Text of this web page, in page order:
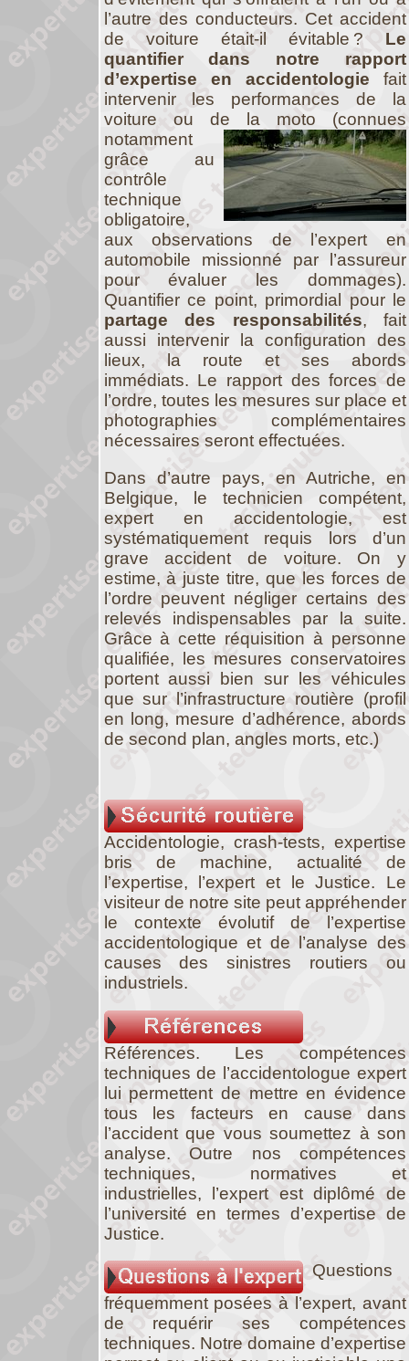
l’autre des conducteurs. Cet accident
de voiture était-il évitable ? Le
quantifier dans notre rapport
d’expertise en accidentologie fait
intervenir les performances de la
voiture ou de la moto (connues
notamment
grâce au
contrôle
technique
obligatoire,
aux observations de l’expert en
automobile missionné par l’assureur
pour évaluer les dommages).
Quantifier ce point, primordial pour le
partage des responsabilités, fait
aussi intervenir la configuration des
lieux, la route et ses abords
immédiats. Le rapport des forces de
l’ordre, toutes les mesures sur place et
photographies complémentaires
nécessaires seront effectuées.
Dans d’autre pays, en Autriche, en
Belgique, le technicien compétent,
expert en accidentologie, est
systématiquement requis lors d’un
grave accident de voiture. On y
estime, à juste titre, que les forces de
l’ordre peuvent négliger certains des
relevés indispensables par la suite.
Grâce à cette réquisition à personne
qualifiée, les mesures conservatoires
portent aussi bien sur les véhicules
que sur l’infrastructure routière (profil
en long, mesure d’adhérence, abords
de second plan, angles morts, etc.)
Accidentologie, crash-tests, expertise
bris de machine, actualité de
l’expertise, l’expert et le Justice. Le
visiteur de notre site peut appréhender
le contexte évolutif de l’expertise
accidentologique et de l’analyse des
causes des sinistres routiers ou
industriels.
Références. Les compétences
techniques de l’accidentologue expert
lui permettent de mettre en évidence
tous les facteurs en cause dans
l’accident que vous soumettez à son
analyse. Outre nos compétences
techniques, normatives et
industrielles, l’expert est diplômé de
l’université en termes d’expertise de
Justice.
Questions
fréquemment posées à l’expert, avant
de requérir ses compétences
techniques. Notre domaine d’expertise